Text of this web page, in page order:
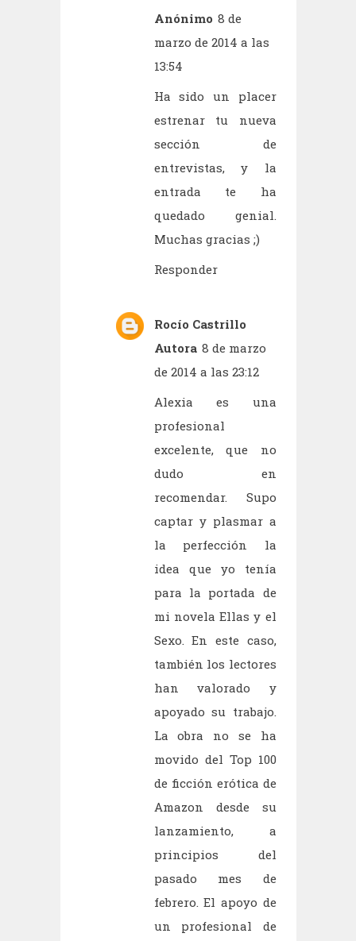
Anónimo 8 de
marzo de 2014 a las
13:54
Ha sido un placer
estrenar tu nueva
sección de
entrevistas, y la
entrada te ha
quedado genial.
Muchas gracias ;)
Responder
Rocío Castrillo
Autora 8 de marzo
de 2014 a las 23:12
Alexia es una
profesional
excelente, que no
dudo en
recomendar. Supo
captar y plasmar a
la perfección la
idea que yo tenía
para la portada de
mi novela Ellas y el
Sexo. En este caso,
también los lectores
han valorado y
apoyado su trabajo.
La obra no se ha
movido del Top 100
de ficción erótica de
Amazon desde su
lanzamiento, a
principios del
pasado mes de
febrero. El apoyo de
un profesional de